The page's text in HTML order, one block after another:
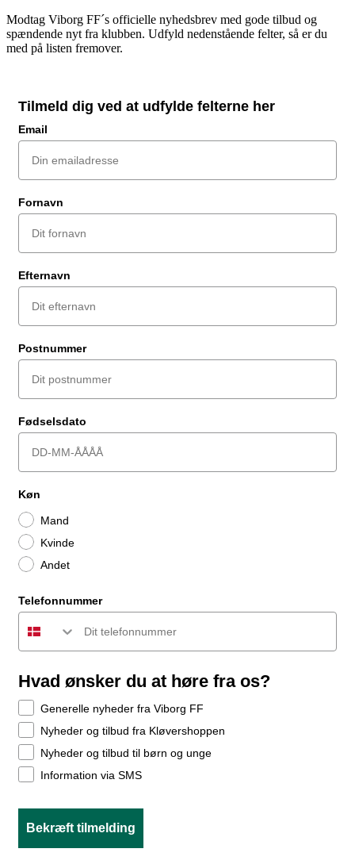
Modtag Viborg FF´s officielle nyhedsbrev med gode tilbud og
spændende nyt fra klubben. Udfyld nedenstående felter, så er du
med på listen fremover.
Tilmeld dig ved at udfylde felterne her
Email
Fornavn
Efternavn
Postnummer
Fødselsdato
Køn
Mand
Kvinde
Andet
Telefonnummer
Hvad ønsker du at høre fra os?
Generelle nyheder fra Viborg FF
Nyheder og tilbud fra Kløvershoppen
Nyheder og tilbud til børn og unge
Information via SMS
Bekræft tilmelding